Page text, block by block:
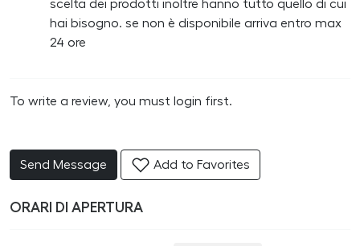
scelta dei prodotti inoltre hanno tutto quello di cui
hai bisogno. se non è disponibile arriva entro max
24 ore
To write a review, you must login first.
Send Message Add to Favorites
ORARI DI APERTURA